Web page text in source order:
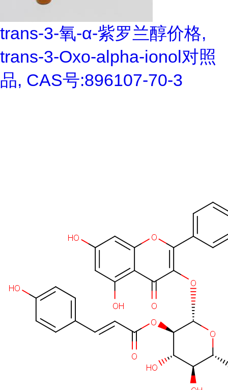
trans-3-氧-α-紫罗兰醇价格,
trans-3-Oxo-alpha-ionol对照
品, CAS号:896107-70-3